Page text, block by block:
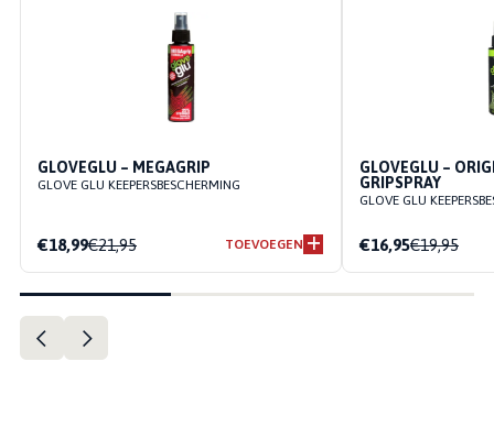
GLOVEGLU – MEGAGRIP
GLOVE GLU KEEPERSBESCHERMING
€18,99€21,95 TOEVOEGEN
GLOVEGLU –
GRIPSPRAY
GLOVE GLU
€16,95€19,95